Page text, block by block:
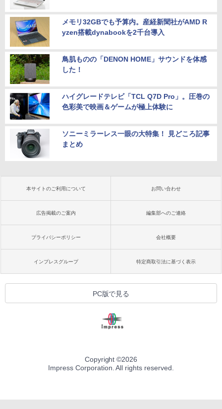
メモリ32GBでも予算内。産経新聞社がAMD R
yzen搭載dynabookを2千台導入
鳥肌ものの「DENON HOME」サウンドを体感
した！
ハイグレードテレビ「TCL Q7D Pro」。圧巻の
色彩美で映画＆ゲームが極上体験に
ソニーミラーレス一眼の大特集！ 見どころ記事
まとめ
本サイトのご利用について お問い合わせ
広告掲載のご案内 編集部へのご連絡
プライバシーポリシー 会社概要
インプレスグループ 特定商取引法に基づく表示
PC版で見る
Copyright ©2026
Impress Corporation. All rights reserved.